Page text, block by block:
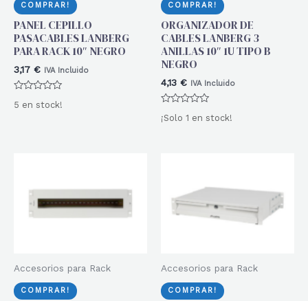
COMPRAR!
PANEL CEPILLO
PASACABLES LANBERG
PARA RACK 10″ NEGRO
3,17 € IVA Incluido
con
5 en stock!
COMPRAR!
ORGANIZADOR DE
CABLES LANBERG 3
ANILLAS 10″ 1U TIPO B
NEGRO
4,13 € IVA Incluido
con
¡Solo 1 en stock!
Accesorios para Rack
COMPRAR!
Accesorios para Rack
COMPRAR!